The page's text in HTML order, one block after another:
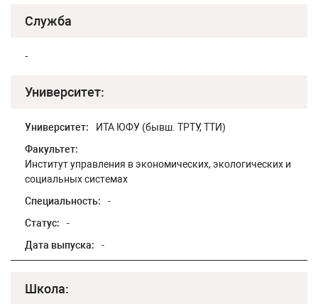
Служба
-
Университет:
Университет:
ИТА ЮФУ (бывш. ТРТУ, ТТИ)
Факультет:
Институт управления в экономических, экологических и
социальных системах
Специальность:
-
Статус:
-
Дата выпуска:
-
Школа: